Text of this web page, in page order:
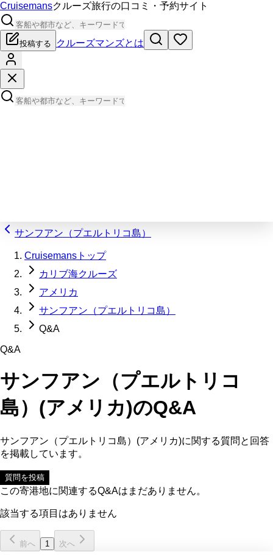
Cruisemansクルーズ旅行の口コミ・予約サイト
投稿する クルーズマンズとは
サンフアン（プエルトリコ島）
Cruisemansトップ
カリブ海クルーズ
アメリカ
サンフアン（プエルトリコ島）
Q&A
Q&A
サンフアン（プエルトリコ
島）(アメリカ)のQ&A
サンフアン（プエルトリコ島）(アメリカ)に関する質問と回答
を掲載しています。
質問を投稿
この寄港地に関連するQ&Aはまだありません。
該当する項目はありません
前へ 1 次へ